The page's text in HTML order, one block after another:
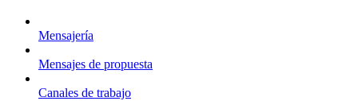
Mensajería
Mensajes de propuesta
Canales de trabajo